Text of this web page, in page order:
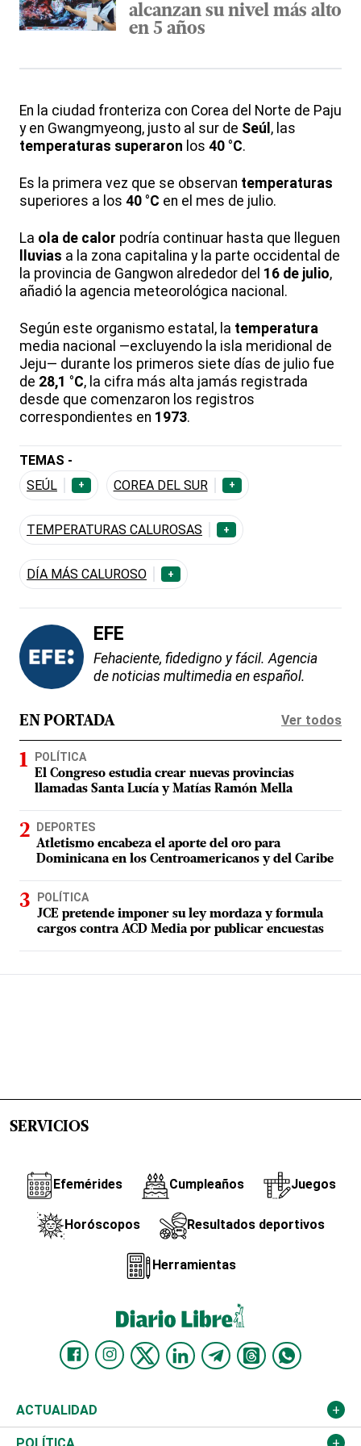
alcanzan su nivel más alto
en 5 años
En la ciudad fronteriza con Corea del Norte de Paju
y en Gwangmyeong, justo al sur de Seúl , las
temperaturas superaron los 40 °C.
Es la primera vez que se observan temperaturas
superiores a los 40 °C en el mes de julio.
La ola de calor podría continuar hasta que lleguen
lluvias a la zona capitalina y la parte occidental de
la provincia de Gangwon alrededor del 16 de julio,
añadió la agencia meteorológica nacional.
Según este organismo estatal, la temperatura
media nacional —excluyendo la isla meridional de
Jeju— durante los primeros siete días de julio fue
de 28,1 °C, la cifra más alta jamás registrada
desde que comenzaron los registros
correspondientes en 1973.
TEMAS -
SEÚL
+ COREA DEL SUR +
TEMPERATURAS CALUROSAS +
DÍA MÁS CALUROSO +
EFE
Fehaciente, fidedigno y fácil. Agencia
de noticias multimedia en español.
EN PORTADA Ver todos
POLÍTICA
El Congreso estudia crear nuevas provincias
llamadas Santa Lucía y Matías Ramón Mella
DEPORTES
Atletismo encabeza el aporte del oro para
Dominicana en los Centroamericanos y del Caribe
POLÍTICA
JCE pretende imponer su ley mordaza y formula
cargos contra ACD Media por publicar encuestas
SERVICIOS
Efemérides Cumpleaños Juegos
Horóscopos Resultados deportivos
Herramientas
ACTUALIDAD